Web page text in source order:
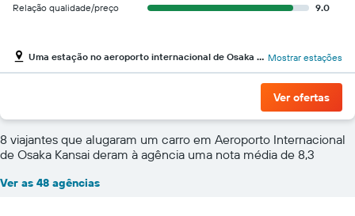
Relação qualidade/preço
9.0
Uma estação no aeroporto internacional de Osaka Kansai Mostrar estações
Ver ofertas
8 viajantes que alugaram um carro em Aeroporto Internacional
de Osaka Kansai deram à agência uma nota média de 8,3
Ver as 48 agências